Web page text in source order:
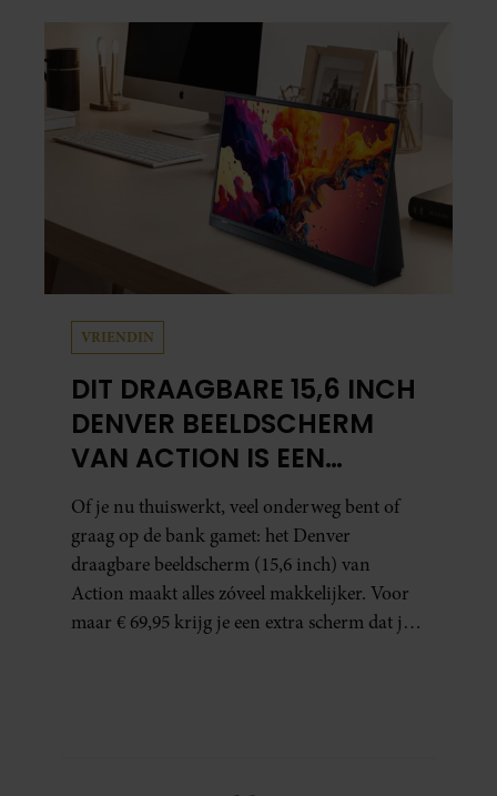
VRIENDIN
DIT DRAAGBARE 15,6 INCH
DENVER BEELDSCHERM
VAN ACTION IS EEN
GAMECHANGER VOOR
THUISWERKERS ÉN BINGE-
WATCHERS
Of je nu thuiswerkt, veel onderweg bent of
graag op de bank gamet: het Denver
draagbare beeldscherm (15,6 inch) van
Action maakt alles zóveel makkelijker. Voor
maar € 69,95 krijg je een extra scherm dat je